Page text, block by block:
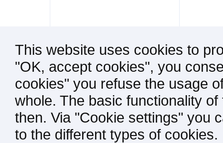
This website uses cookies to
"OK, accept cookies", you
cookies" you refuse the usage
whole. The basic functionality
then. Via "Cookie settings" you
to the different types of cookies.